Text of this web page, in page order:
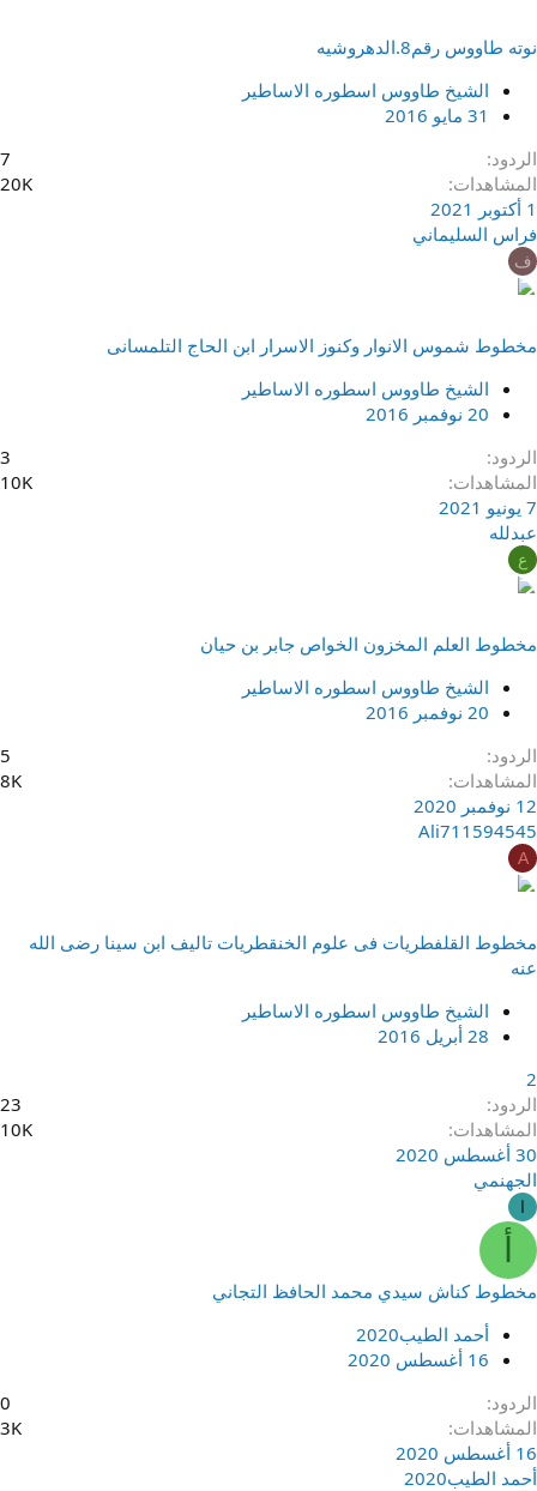
نوته طاووس رقم8.الدهروشيه
الشيخ طاووس اسطوره الاساطير
31 مايو 2016
الردود
7
المشاهدات
20K
1 أكتوبر 2021
فراس السليماني
ف
مخطوط شموس الانوار وكنوز الاسرار ابن الحاج التلمسانى
الشيخ طاووس اسطوره الاساطير
20 نوفمبر 2016
الردود
3
المشاهدات
10K
7 يونيو 2021
عبدلله
ع
مخطوط العلم المخزون الخواص جابر بن حيان
الشيخ طاووس اسطوره الاساطير
20 نوفمبر 2016
الردود
5
المشاهدات
8K
12 نوفمبر 2020
Ali711594545
A
مخطوط القلفطريات فى علوم الخنقطريات تاليف ابن سينا رضى الله
عنه
الشيخ طاووس اسطوره الاساطير
28 أبريل 2016
2
الردود
23
المشاهدات
10K
30 أغسطس 2020
الجهنمي
ا
مخطوط كناش سيدي محمد الحافظ التجاني
أحمد الطيب2020
16 أغسطس 2020
الردود
0
المشاهدات
3K
16 أغسطس 2020
أحمد الطيب2020